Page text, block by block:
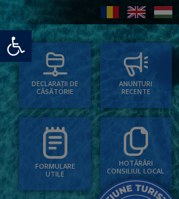
Deschide bara de unelte
DECLARAȚII DE
CĂSĂTORIE
ANUNȚURI
RECENTE
FORMULARE
UTILE
HOTĂRÂRI
CONSILIUL LOCAL